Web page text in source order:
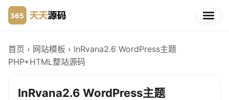
首页 › 网站模板 › InRvana2.6 WordPress主题
PHP+HTML整站源码
InRvana2.6 WordPress主题